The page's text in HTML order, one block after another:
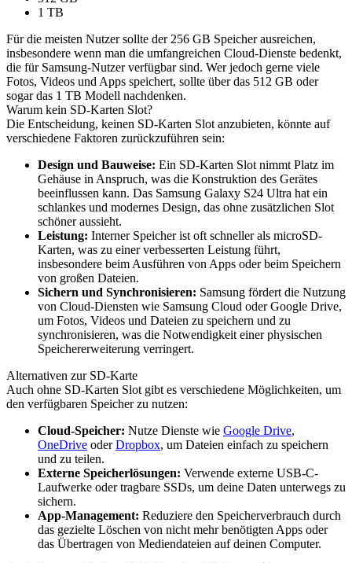
1 TB
Für die meisten Nutzer sollte der 256 GB Speicher ausreichen,
insbesondere wenn man die umfangreichen Cloud-Dienste bedenkt,
die für Samsung-Nutzer verfügbar sind. Wer jedoch gerne viele
Fotos, Videos und Apps speichert, sollte über das 512 GB oder
sogar das 1 TB Modell nachdenken.
Warum kein SD-Karten Slot?
Die Entscheidung, keinen SD-Karten Slot anzubieten, könnte auf
verschiedene Faktoren zurückzuführen sein:
Design und Bauweise: Ein SD-Karten Slot nimmt Platz im
Gehäuse in Anspruch, was die Konstruktion des Gerätes
beeinflussen kann. Das Samsung Galaxy S24 Ultra hat ein
schlankes und modernes Design, das ohne zusätzlichen Slot
schöner aussieht.
Leistung: Interner Speicher ist oft schneller als microSD-
Karten, was zu einer verbesserten Leistung führt,
insbesondere beim Ausführen von Apps oder beim Speichern
von großen Dateien.
Sichern und Synchronisieren: Samsung fördert die Nutzung
von Cloud-Diensten wie Samsung Cloud oder Google Drive,
um Fotos, Videos und Dateien zu speichern und zu
synchronisieren, was die Notwendigkeit einer physischen
Speichererweiterung verringert.
Alternativen zur SD-Karte
Auch ohne SD-Karten Slot gibt es verschiedene Möglichkeiten, um
den verfügbaren Speicher zu nutzen:
Cloud-Speicher: Nutze Dienste wie Google Drive,
OneDrive oderDropbox, um Dateien einfach zu speichern
und zu teilen.
Externe Speicherlösungen: Verwende externe USB-C-
Laufwerke oder tragbare SSDs, um deine Daten unterwegs zu
sichern.
App-Management: Reduziere den Speicherverbrauch durch
das gezielte Löschen von nicht mehr benötigten Apps oder
das Übertragen von Mediendateien auf deinen Computer.